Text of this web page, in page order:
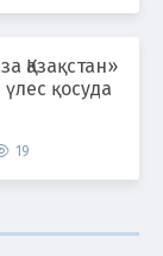
қосуда
19